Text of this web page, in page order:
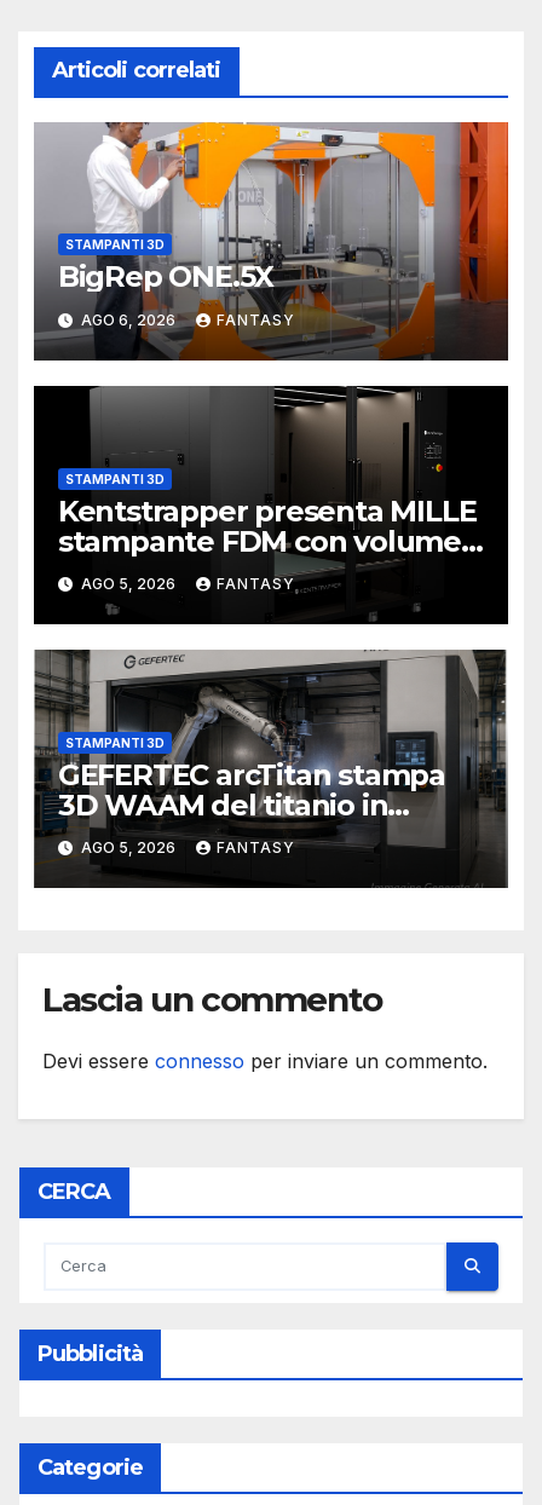
Articoli correlati
STAMPANTI 3D
BigRep ONE.5X
AGO 6, 2026 FANTASY
STAMPANTI 3D
Kentstrapper presenta MILLE
stampante FDM con volume
di stampa da un metro cubo
AGO 5, 2026 FANTASY
STAMPANTI 3D
GEFERTEC arcTitan stampa
3D WAAM del titanio in
camera inerte
AGO 5, 2026 FANTASY
Lascia un commento
Devi essere connesso per inviare un commento.
CERCA
Pubblicità
Categorie